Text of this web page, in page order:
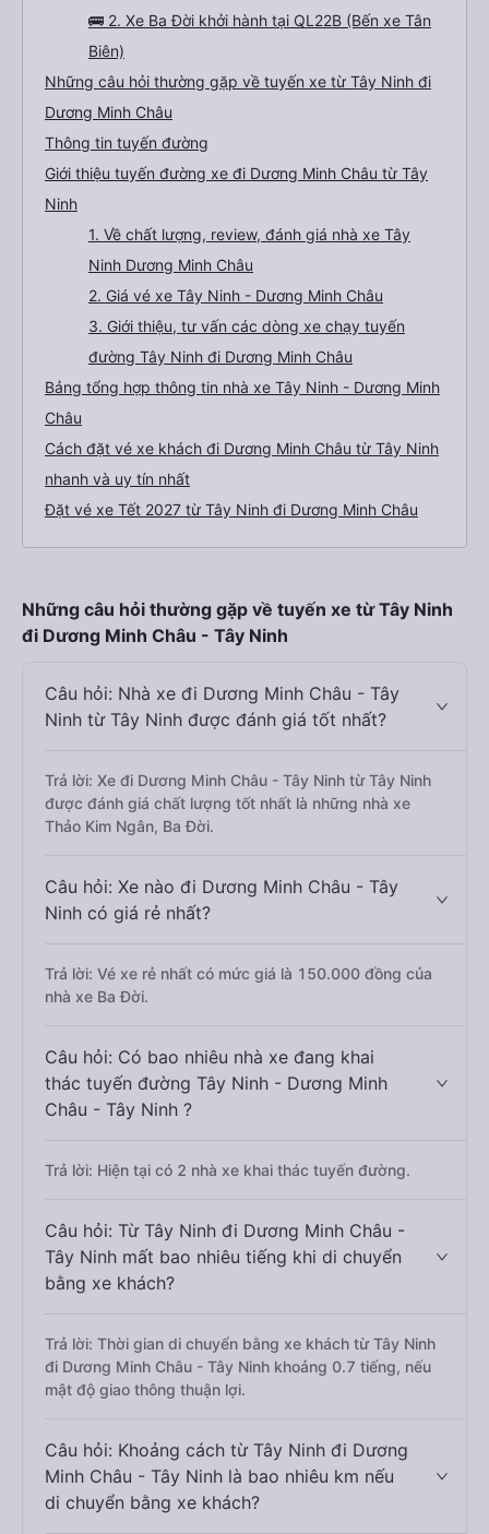
🚌 2. Xe Ba Đời khởi hành tại QL22B (Bến xe Tân
Biên)
Những câu hỏi thường gặp về tuyến xe từ Tây Ninh đi
Dương Minh Châu
Thông tin tuyến đường
Giới thiệu tuyến đường xe đi Dương Minh Châu từ Tây
Ninh
1. Về chất lượng, review, đánh giá nhà xe Tây
Ninh Dương Minh Châu
2. Giá vé xe Tây Ninh - Dương Minh Châu
3. Giới thiệu, tư vấn các dòng xe chạy tuyến
đường Tây Ninh đi Dương Minh Châu
Bảng tổng hợp thông tin nhà xe Tây Ninh - Dương Minh
Châu
Cách đặt vé xe khách đi Dương Minh Châu từ Tây Ninh
nhanh và uy tín nhất
Đặt vé xe Tết 2027 từ Tây Ninh đi Dương Minh Châu
Những câu hỏi thường gặp về tuyến xe từ Tây Ninh
đi Dương Minh Châu - Tây Ninh
Câu hỏi: Nhà xe đi Dương Minh Châu - Tây
Ninh từ Tây Ninh được đánh giá tốt nhất?
Trả lời: Xe đi Dương Minh Châu - Tây Ninh từ Tây Ninh
được đánh giá chất lượng tốt nhất là những nhà xe
Thảo Kim Ngân, Ba Đời.
Câu hỏi: Xe nào đi Dương Minh Châu - Tây
Ninh có giá rẻ nhất?
Trả lời: Vé xe rẻ nhất có mức giá là 150.000 đồng của
nhà xe Ba Đời.
Câu hỏi: Có bao nhiêu nhà xe đang khai
thác tuyến đường Tây Ninh - Dương Minh
Châu - Tây Ninh ?
Trả lời: Hiện tại có 2 nhà xe khai thác tuyến đường.
Câu hỏi: Từ Tây Ninh đi Dương Minh Châu -
Tây Ninh mất bao nhiêu tiếng khi di chuyển
bằng xe khách?
Trả lời: Thời gian di chuyển bằng xe khách từ Tây Ninh
đi Dương Minh Châu - Tây Ninh khoảng 0.7 tiếng, nếu
mật độ giao thông thuận lợi.
Câu hỏi: Khoảng cách từ Tây Ninh đi Dương
Minh Châu - Tây Ninh là bao nhiêu km nếu
di chuyển bằng xe khách?